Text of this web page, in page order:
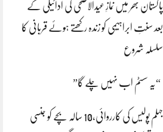
پاکستان بھر میں نمازِ عیدالاضحی کی ادائیگی کے
بعد سنتِ ابراہیمی کو زندہ رکھتے ہوئے قربانی کا
سلسلہ شروع
“یہ سسٹم اب نہیں چلے گا”
جہلم پولیس کی کارروائی،10 سالہ بچے کو جنسی